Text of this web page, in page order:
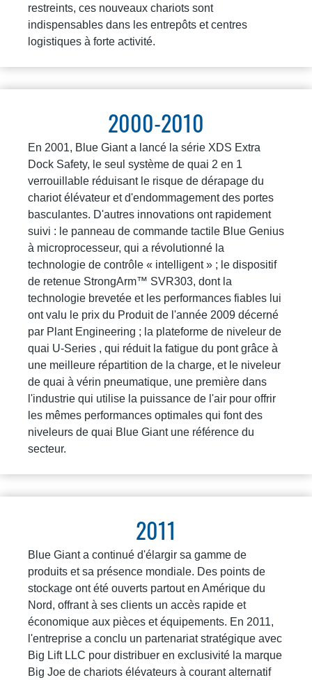
restreints, ces nouveaux chariots sont
indispensables dans les entrepôts et centres
logistiques à forte activité.
2000-2010
En 2001, Blue Giant a lancé la série XDS Extra
Dock Safety, le seul système de quai 2 en 1
verrouillable réduisant le risque de dérapage du
chariot élévateur et d'endommagement des portes
basculantes. D'autres innovations ont rapidement
suivi : le panneau de commande tactile Blue Genius
à microprocesseur, qui a révolutionné la
technologie de contrôle « intelligent » ; le dispositif
de retenue StrongArm™ SVR303, dont la
technologie brevetée et les performances fiables lui
ont valu le prix du Produit de l'année 2009 décerné
par Plant Engineering ; la plateforme de niveleur de
quai U-Series , qui réduit la fatigue du pont grâce à
une meilleure répartition de la charge, et le niveleur
de quai à vérin pneumatique, une première dans
l'industrie qui utilise la puissance de l'air pour offrir
les mêmes performances optimales qui font des
niveleurs de quai Blue Giant une référence du
secteur.
2011
Blue Giant a continué d'élargir sa gamme de
produits et sa présence mondiale. Des points de
stockage ont été ouverts partout en Amérique du
Nord, offrant à ses clients un accès rapide et
économique aux pièces et équipements. En 2011,
l'entreprise a conclu un partenariat stratégique avec
Big Lift LLC pour distribuer en exclusivité la marque
Big Joe de chariots élévateurs à courant alternatif